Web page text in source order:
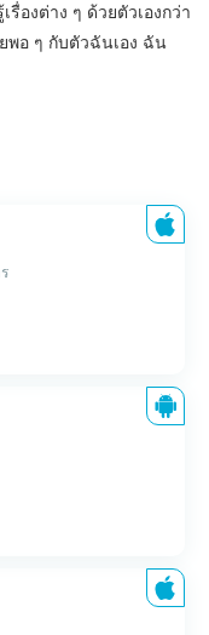
องต่าง ๆ ด้วยตัวเองกว่า
พอ ๆ กับตัวฉันเอง ฉัน